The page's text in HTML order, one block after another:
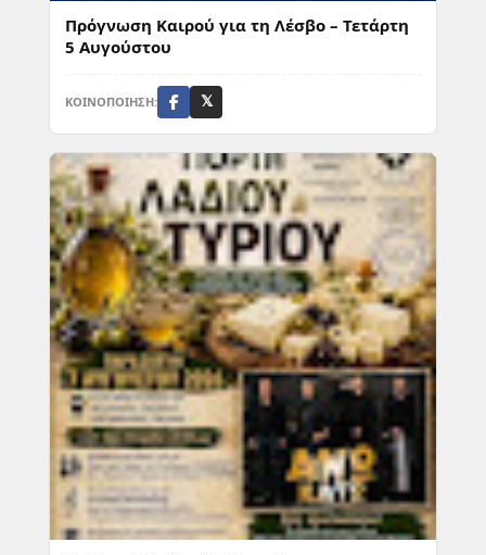
Πρόγνωση Καιρού για τη Λέσβο – Τετάρτη
5 Αυγούστου
ΚΟΙΝΟΠΟΙΗΣΗ: 𝕏